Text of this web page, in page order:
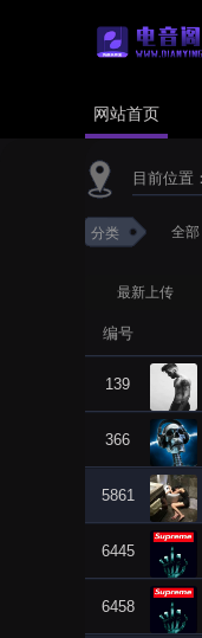
网站首页
目前位置：
分类 全部
最新上传
编号
139
366
5861
6445
6458